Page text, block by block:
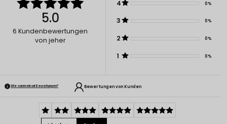
5.0
6 Kundenbewertungen
von jeher
4 0%
3 0%
2 0%
1 0%
Wie sammeln wir Bewertungen? Bewertungen von Kunden